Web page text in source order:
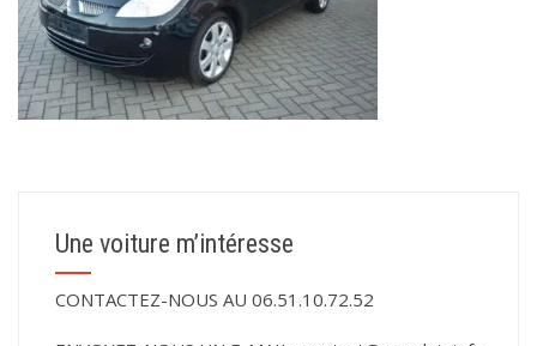
Une voiture m’intéresse
CONTACTEZ-NOUS AU 06.51.10.72.52